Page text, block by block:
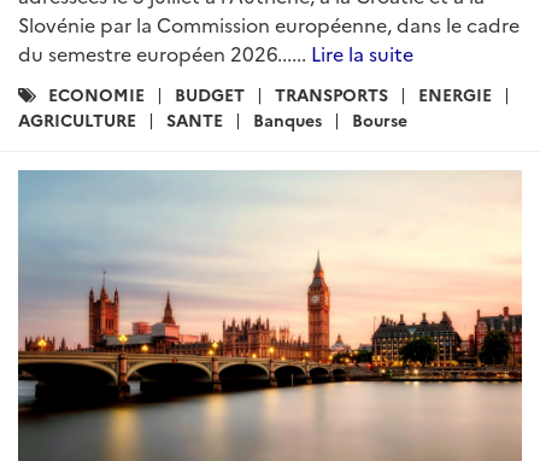
Slovénie par la Commission européenne, dans le cadre
du semestre européen 2026...... Lire la suite
Catégories
:
ECONOMIE BUDGET TRANSPORTS
ENERGIE
AGRICULTURE
SANTE Banques Bourse